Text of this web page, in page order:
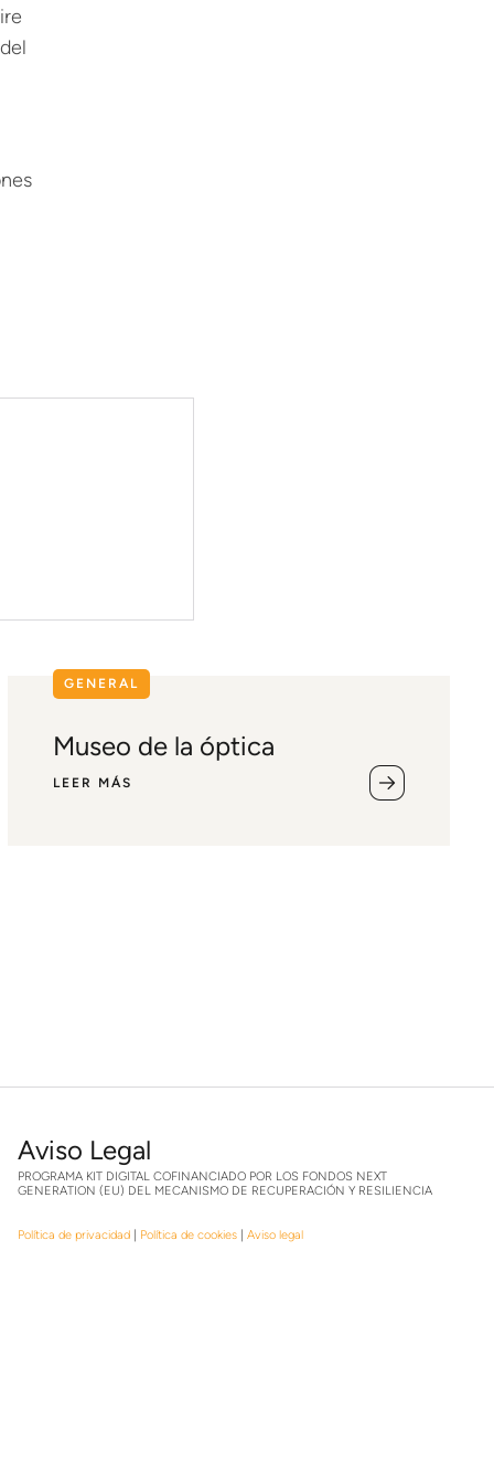
GENERAL
Museo de la óptica
LEER MÁS
Aviso Legal
PROGRAMA KIT DIGITAL COFINANCIADO POR LOS FONDOS NEXT
GENERATION (EU) DEL MECANISMO DE RECUPERACIÓN Y RESILIENCIA
Política de privacidad| Política de cookies| Aviso legal